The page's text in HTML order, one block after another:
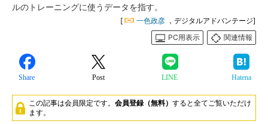
ルのトレーニングに使うデータを指す。
[ 一色政彦 ，デジタルアドバンテージ]
PC用表示
関連情報
Share Post LINE Hatena
この記事は会員限定です。 会員登録（無料） すると全てご覧いただけ
ます。